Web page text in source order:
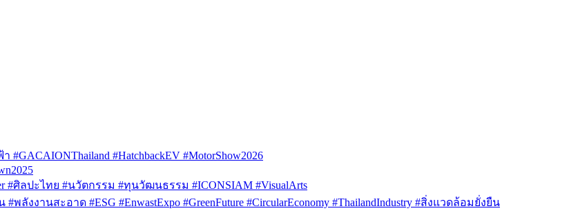
#GACAIONThailand #HatchbackEV #MotorShow2026
#ศิลปะไทย #นวัตกรรม #ทุนวัฒนธรรม #ICONSIAM #VisualArts
ลังงานสะอาด #ESG #EnwastExpo #GreenFuture #CircularEconomy #ThailandIndustry #สิ่งแวดล้อมยั่งยืน